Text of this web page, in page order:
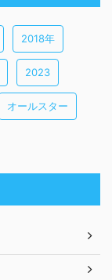
2018年
2023
オールスター